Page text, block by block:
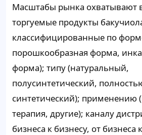
Масштабы рынка охватывают
торгуемые продукты
классифицированные по
порошкообразная форма,
форма); типу (натуральный,
полусинтетический,
синтетический); применению
терапия, другие); каналу
бизнеса к бизнесу, от бизнеса